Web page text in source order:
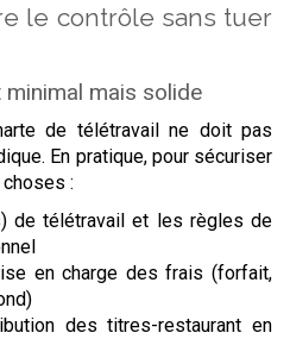
le contrôle sans tuer
mais solide
de télétravail ne doit pas
En pratique, pour sécuriser
:
de télétravail et les règles de
en charge des frais (forfait,
des titres-restaurant en